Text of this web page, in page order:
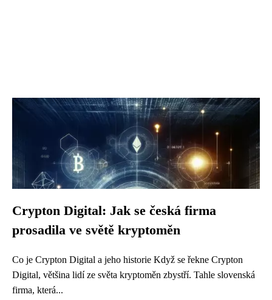
Crypton Digital: Jak se česká firma
prosadila ve světě kryptoměn
Co je Crypton Digital a jeho historie Když se řekne Crypton
Digital, většina lidí ze světa kryptoměn zbystří. Tahle slovenská
firma, která...